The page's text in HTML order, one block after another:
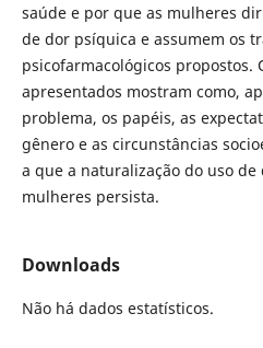
saúde e por que as mulheres
de dor psíquica e assumem os
psicofarmacológicos propostos.
apresentados mostram como,
problema, os papéis, as
gênero e as circunstâncias
a que a naturalização do uso
mulheres persista.
Downloads
Não há dados estatísticos.